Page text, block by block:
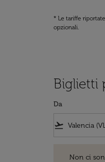
* Le tariffe
opzionali.
Biglietti
Da
flight_takeoff
Non ci